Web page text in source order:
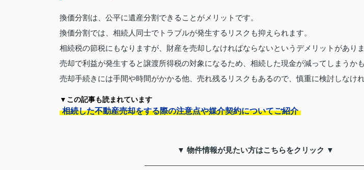
換価分割は、公平に遺産分割できることがメリットです。
換価分割では、相続人同士でトラブルが発生するリスクも抑えられます。
相続税の節税にもなりますが、財産を売却しなければならないというデメリットがありま
売却で利益が発生すると譲渡所得税の対象になるため、相続した現金が減ってしまうかも
売却手続きには手間や時間がかかる他、売れ残るリスクもあるので、慎重に検討しなけれ
▼この記事も読まれています
相続した不動産売却をする際の注意点や媒介契約についてご紹介
▼ 物件情報が見たい方はこちらをクリック ▼